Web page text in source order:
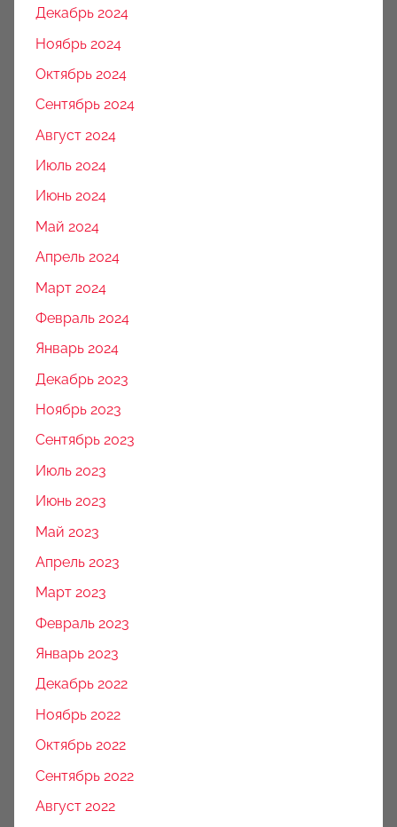
Декабрь 2024
Ноябрь 2024
Октябрь 2024
Сентябрь 2024
Август 2024
Июль 2024
Июнь 2024
Май 2024
Апрель 2024
Март 2024
Февраль 2024
Январь 2024
Декабрь 2023
Ноябрь 2023
Сентябрь 2023
Июль 2023
Июнь 2023
Май 2023
Апрель 2023
Март 2023
Февраль 2023
Январь 2023
Декабрь 2022
Ноябрь 2022
Октябрь 2022
Сентябрь 2022
Август 2022